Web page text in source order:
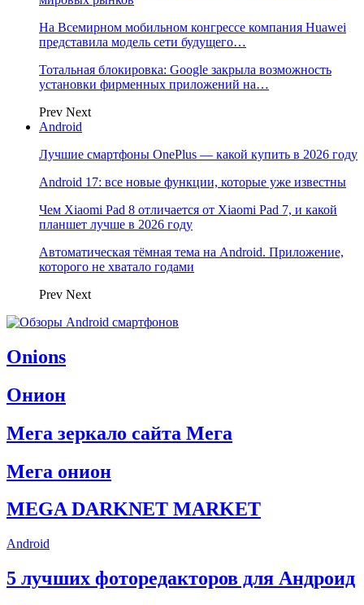
На Всемирном мобильном конгрессе компания Huawei
представила модель сети будущего…
Тотальная блокировка: Google закрыла возможность
установки фирменных приложений на…
Prev Next
Android
Лучшие смартфоны OnePlus — какой купить в 2026 году
Android 17: все новые функции, которые уже известны
Чем Xiaomi Pad 8 отличается от Xiaomi Pad 7, и какой
планшет лучше в 2026 году
Автоматическая тёмная тема на Android. Приложение,
которого не хватало годами
Prev Next
Onions
Онион
Мега зеркало сайта Мега
Мега онион
MEGA DARKNET MARKET
Android
5 лучших фоторедакторов для Андроид